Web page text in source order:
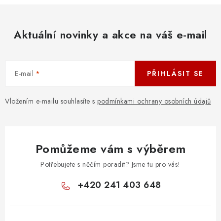
Aktuální novinky a akce na váš e-mail
E-mail
Vložením e-mailu souhlasíte s podmínkami ochrany osobních údajů
PŘIHLÁSIT SE
Pomůžeme vám s výběrem
Potřebujete s něčím poradit? Jsme tu pro vás!
+420 241 403 648